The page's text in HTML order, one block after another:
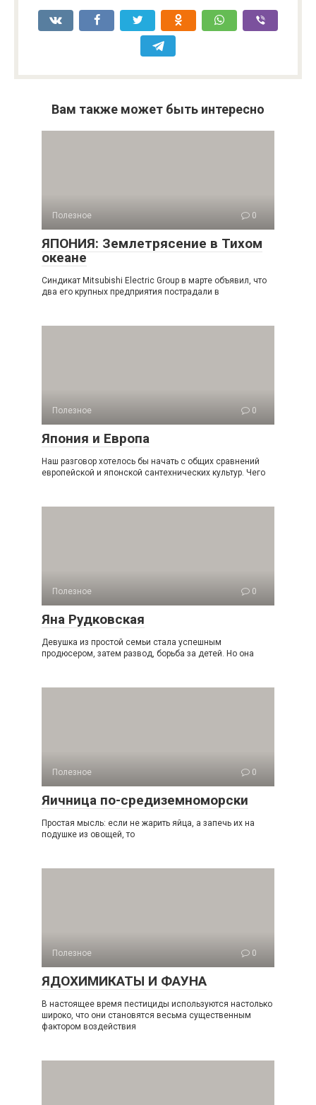
Вам также может быть интересно
Полезное 0
ЯПОНИЯ: Землетрясение в Тихом
океане
Синдикат Mitsubishi Electric Group в марте объявил, что
два его крупных предприятия пострадали в
Полезное 0
Япония и Европа
Наш разговор хотелось бы начать с общих сравнений
европейской и японской сантехнических культур. Чего
Полезное 0
Яна Рудковская
Девушка из простой семьи стала успешным
продюсером, затем развод, борьба за детей. Но она
Полезное 0
Яичница по-средиземноморски
Простая мысль: если не жарить яйца, а запечь их на
подушке из овощей, то
Полезное 0
ЯДОХИМИКАТЫ И ФАУНА
В настоящее время пестициды используются настолько
широко, что они становятся весьма существенным
фактором воздействия